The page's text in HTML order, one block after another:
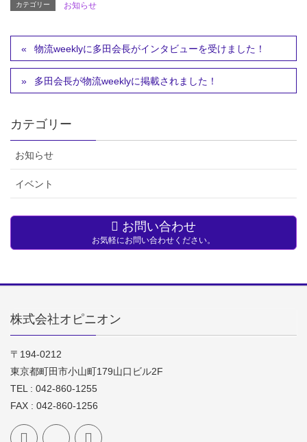
カテゴリー お知らせ
物流weeklyに多田会長がインタビューを受けました！
多田会長が物流weeklyに掲載されました！
カテゴリー
お知らせ
イベント
お問い合わせ
お気軽にお問い合わせください。
株式会社オピニオン
〒194-0212
東京都町田市小山町179山口ビル2F
TEL : 042-860-1255
FAX : 042-860-1256